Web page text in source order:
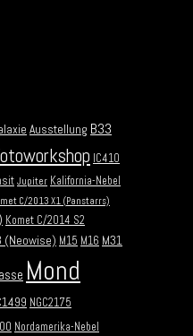
Ausstellung B33
IC410
Jupiter Kalifornia-Nebel
C/2013 X1 (Panstarrs)
Komet C/2014 S2
(Neowise) M15 M16 M31
Mond
NGC2175
Nordamerika-Nebel